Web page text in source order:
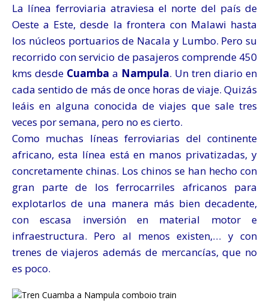
La línea ferroviaria atraviesa el norte del país de
Oeste a Este, desde la frontera con Malawi hasta
los núcleos portuarios de Nacala y Lumbo. Pero su
recorrido con servicio de pasajeros comprende 450
kms desde Cuamba a Nampula. Un tren diario en
cada sentido de más de once horas de viaje. Quizás
leáis en alguna conocida de viajes que sale tres
veces por semana, pero no es cierto.
Como muchas líneas ferroviarias del continente
africano, esta línea está en manos privatizadas, y
concretamente chinas. Los chinos se han hecho con
gran parte de los ferrocarriles africanos para
explotarlos de una manera más bien decadente,
con escasa inversión en material motor e
infraestructura. Pero al menos existen,… y con
trenes de viajeros además de mercancías, que no
es poco.